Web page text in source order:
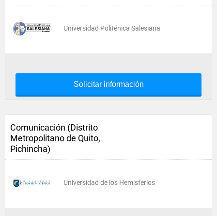
Universidad Politénica Salesiana
Solicitar información
Comunicación (Distrito
Metropolitano de Quito,
Pichincha)
Universidad de los Hemisferios